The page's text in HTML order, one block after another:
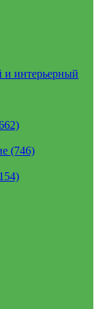
и интерьерный
(746)